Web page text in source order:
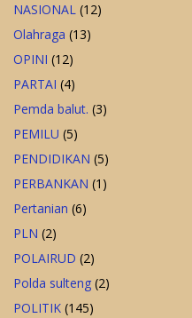
NASIONAL (12)
Olahraga (13)
OPINI (12)
PARTAI (4)
Pemda balut. (3)
PEMILU (5)
PENDIDIKAN (5)
PERBANKAN (1)
Pertanian (6)
PLN (2)
POLAIRUD (2)
Polda sulteng (2)
POLITIK (145)